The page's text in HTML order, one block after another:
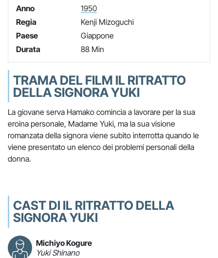
Anno
1950
Regia
Kenji Mizoguchi
Paese
Giappone
Durata
88 Min
TRAMA DEL FILM IL RITRATTO
DELLA SIGNORA YUKI
La giovane serva Hamako comincia a lavorare per la sua
eroina personale, Madame Yuki, ma la sua visione
romanzata della signora viene subito interrotta quando le
viene presentato un elenco dei problemi personali della
donna.
CAST DI IL RITRATTO DELLA
SIGNORA YUKI
Michiyo Kogure
Yuki Shinano